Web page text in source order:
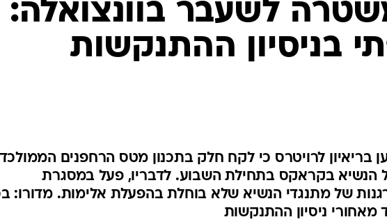
חדשות
לשעבר בוונצואלה:
בניסיון ההתנקשות
בריאיון לרויטרס כי לקח חלק בתכנון מטס הרחפנים
הנשיא בקראקס בתחילת השבוע. לדבריו, פעל במסגרת
של מתנגדי הנשיא שלא בוחלת בהפעלת אלימות. מדורו:
מאחורי ניסיון ההתנקשות